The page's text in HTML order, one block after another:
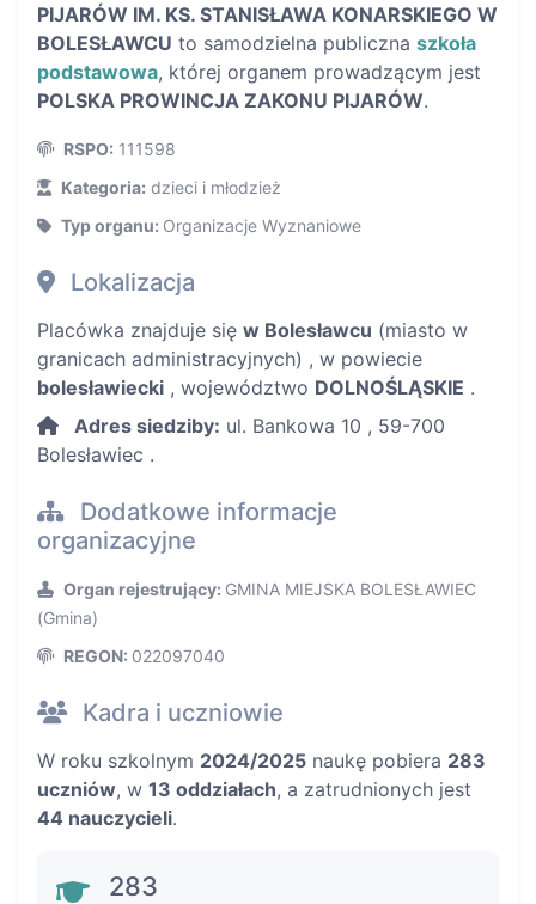
PIJARÓW IM. KS. STANISŁAWA KONARSKIEGO W
BOLESŁAWCU to samodzielna publiczna szkoła
podstawowa, której organem prowadzącym jest
POLSKA PROWINCJA ZAKONU PIJARÓW.
RSPO: 111598
Kategoria: dzieci i młodzież
Typ organu: Organizacje Wyznaniowe
Lokalizacja
Placówka znajduje się w Bolesławcu (miasto w
granicach administracyjnych) , w powiecie
bolesławiecki , województwo DOLNOŚLĄSKIE .
Adres siedziby: ul. Bankowa 10 , 59-700
Bolesławiec .
Dodatkowe informacje
organizacyjne
Organ rejestrujący: GMINA MIEJSKA BOLESŁAWIEC
(Gmina)
REGON: 022097040
Kadra i uczniowie
W roku szkolnym 2024/2025 naukę pobiera 283
uczniów, w 13 oddziałach, a zatrudnionych jest
44 nauczycieli.
283